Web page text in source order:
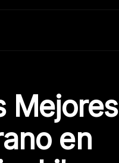
Mejores
en